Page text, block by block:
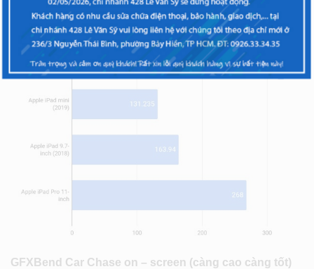
JetStream (càng cao càng tốt)
GFXBend Car Chase on – screen (càng cao càng tốt)